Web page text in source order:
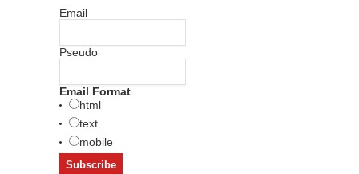
Email
Pseudo
Email Format
html
text
mobile